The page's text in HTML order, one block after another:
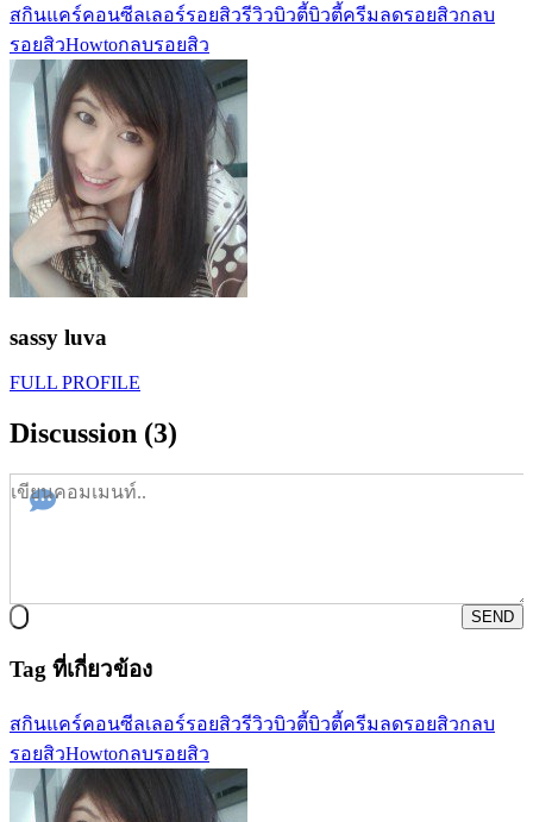
สกินแคร์คอนซีลเลอร์รอยสิวรีวิวบิวตี้บิวตี้ครีมลดรอยสิวกลบ
รอยสิวHowtoกลบรอยสิว
sassy luva
FULL PROFILE
Discussion (3)
SEND
Tag ที่เกี่ยวข้อง
สกินแคร์คอนซีลเลอร์รอยสิวรีวิวบิวตี้บิวตี้ครีมลดรอยสิวกลบ
รอยสิวHowtoกลบรอยสิว